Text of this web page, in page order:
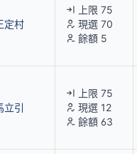
定村
上限 75
現選 70
餘額 5
立引
上限 75
現選 12
餘額 63